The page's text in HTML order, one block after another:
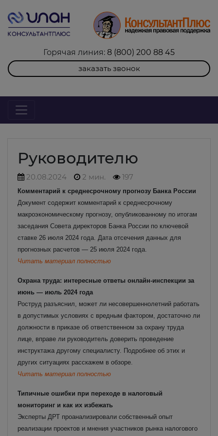
Горячая линия: 8 (800) 200 88 45
заказать звонок
Руководителю
20.08.2024 2 мин. 197
Комментарий к среднесрочному прогнозу Банка России
Документ содержит комментарий к среднесрочному
макроэкономическому прогнозу, опубликованному по итогам
заседания Совета директоров Банка России по ключевой
ставке 26 июля 2024 года. Дата отсечения данных для
прогнозных расчетов — 25 июля 2024 года.
Читать материал полностью
Охрана труда: интересные ответы онлайн-инспекции за
июнь — июль 2024 года
Роструд разъяснил, может ли несовершеннолетний работать
в допустимых условиях с вредным фактором, достаточно ли
должности в приказе об ответственном за охрану труда
лице, вправе ли руководитель доверить проведение
инструктажа другому специалисту. Подробнее об этих и
других ситуациях расскажем в обзоре.
Читать материал полностью
Типичные ошибки при переходе в налоговый
мониторинг и как их избежать
Эксперты ДРТ проанализировали собственный опыт
реализации проектов и мнения участников рынка налогового